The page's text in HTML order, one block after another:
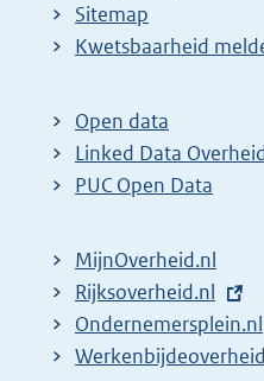
Sitemap
E
t
e
r
l
i
n
k
Kwetsbaarheid
Open data
Linked Data
PUC Open Data
MijnOverheid.nl
E
x
t
Rijksoverheid.nl
E
x
Ondernemersplein.nl
E